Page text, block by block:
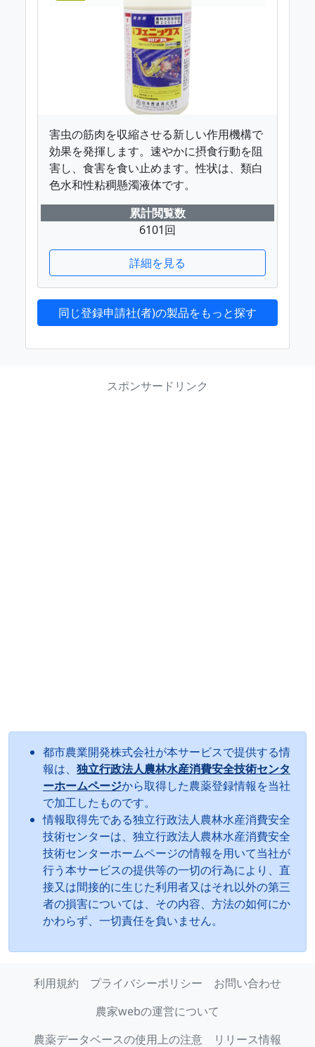
害虫の筋肉を収縮させる新しい作用機構で
効果を発揮します。速やかに摂食行動を阻
害し、食害を食い止めます。性状は、類白
色水和性粘稠懸濁液体です。
累計閲覧数
6101回
詳細を見る
同じ登録申請社(者)の製品をもっと探す
スポンサードリンク
都市農業開発株式会社が本サービスで提供する情
報は、 独立行政法人農林水産消費安全技術センタ
ーホームページから取得した農薬登録情報を当社
で加工したものです。
情報取得先である独立行政法人農林水産消費安全
技術センターは、独立行政法人農林水産消費安全
技術センターホームページの情報を用いて当社が
行う本サービスの提供等の一切の行為により、直
接又は間接的に生じた利用者又はそれ以外の第三
者の損害については、その内容、方法の如何にか
かわらず、一切責任を負いません。
利用規約 プライバシーポリシー
お問い合わせ
農家webの運営について
農薬データベースの使用上の注意
リリース情報